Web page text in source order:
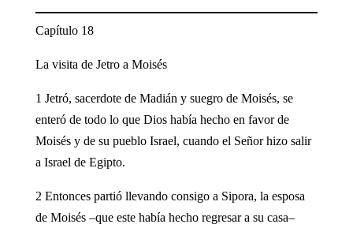
Capítulo 18
La visita de Jetro a Moisés
1 Jetró, sacerdote de Madián y suegro de Moisés, se
enteró de todo lo que Dios había hecho en favor de
Moisés y de su pueblo Israel, cuando el Señor hizo salir
a Israel de Egipto.
2 Entonces partió llevando consigo a Sipora, la esposa
de Moisés –que este había hecho regresar a su casa–